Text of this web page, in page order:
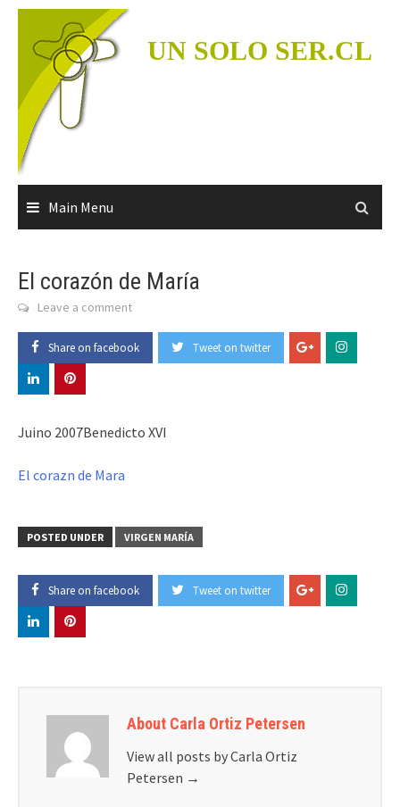
Skip
content
UN SOLO SER.CL
Main Menu
El corazón de María
Leave a comment
Share on facebook Tweet on twitter
Juino 2007Benedicto XVI
El corazn de Mara
POSTED UNDER VIRGEN MARÍA
Share on facebook Tweet on twitter
About Carla Ortiz Petersen
View all posts by Carla Ortiz
Petersen →